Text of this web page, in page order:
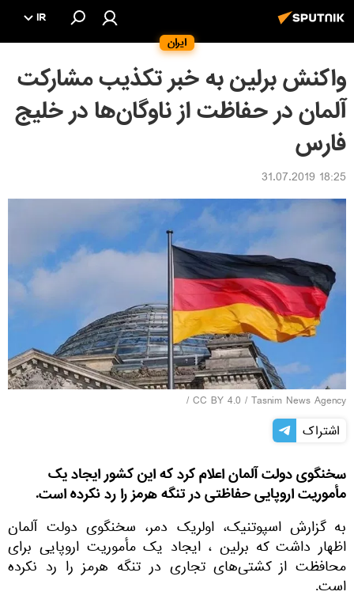
ایران
IR
واکنش برلین به خبر تکذیب مشارکت
آلمان در حفاظت از ناوگان‌ها در خلیج
فارس
18:25 31.07.2019
CC BY 4.0 / Tasnim News Agency
/
اشتراک
سخنگوی دولت آلمان اعلام کرد که این کشور ایجاد یک
مأموریت اروپایی حفاظتی در تنگه هرمز را رد نکرده است.
به گزارش اسپوتنیک، اولریک دمر، سخنگوی دولت آلمان
اظهار داشت که برلین ، ایجاد یک مأموريت اروپایی برای
محافظت از کشتی‌های تجاری در تنگه هرمز را رد نکرده
است.